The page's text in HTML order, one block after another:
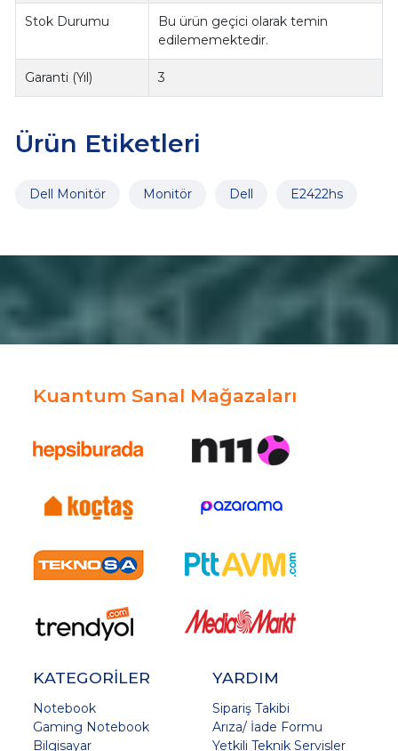
Stok Durumu
Bu ürün geçici olarak temin
edilememektedir.
Garanti (Yıl) 3
Ürün Etiketleri
Dell Monitör Monitör Dell E2422hs
Kuantum Sanal Mağazaları
KATEGORİLER
Notebook
Gaming Notebook
Bilgisayar
YARDIM
Sipariş Takibi
Arıza/ İade Formu
Yetkili Teknik Servisler